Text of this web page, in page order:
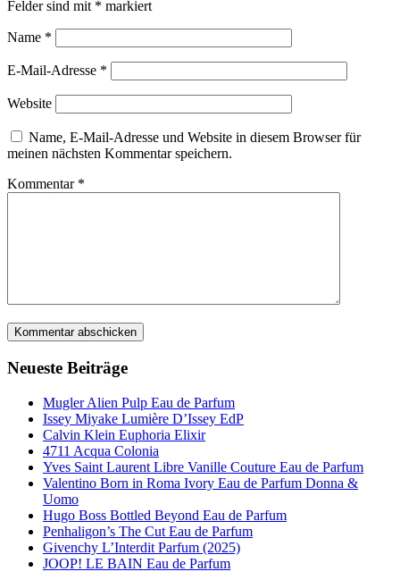
Felder sind mit * markiert
Name *
E-Mail-Adresse *
Website
Name, E-Mail-Adresse und Website in diesem Browser für
meinen nächsten Kommentar speichern.
Kommentar *
Neueste Beiträge
Mugler Alien Pulp Eau de Parfum
Issey Miyake Lumière D’Issey EdP
Calvin Klein Euphoria Elixir
4711 Acqua Colonia
Yves Saint Laurent Libre Vanille Couture Eau de Parfum
Valentino Born in Roma Ivory Eau de Parfum Donna &
Uomo
Hugo Boss Bottled Beyond Eau de Parfum
Penhaligon’s The Cut Eau de Parfum
Givenchy L’Interdit Parfum (2025)
JOOP! LE BAIN Eau de Parfum